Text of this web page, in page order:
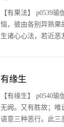
【有果法】 p0539
恼，彼由各别异熟果
生诸心心法，若近恶
有缘生
【有缘生】 p0540
无阙。又有胜故；唯
语意三种恶行。此三